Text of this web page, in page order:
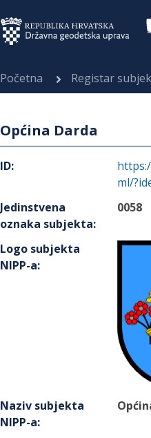
Početna Registar
Općina Darda
ID:
ml/
Jedinstvena
oznaka subjekta:
0058
Logo subjekta
NIPP-a:
Naziv subjekta
NIPP-a: